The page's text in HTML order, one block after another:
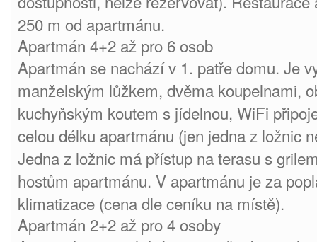
250 m od apartmánu.
Apartmán 4+2 až pro 6 osob
Apartmán se nachází v 1. patře domu. Je
manželským lůžkem, dvěma koupelnami,
kuchyňským koutem s jídelnou, WiFi
celou délku apartmánu (jen jedna z ložnic
Jedna z ložnic má přístup na terasu s
hostům apartmánu. V apartmánu je za
klimatizace (cena dle ceníku na místě).
Apartmán 2+2 až pro 4 osoby